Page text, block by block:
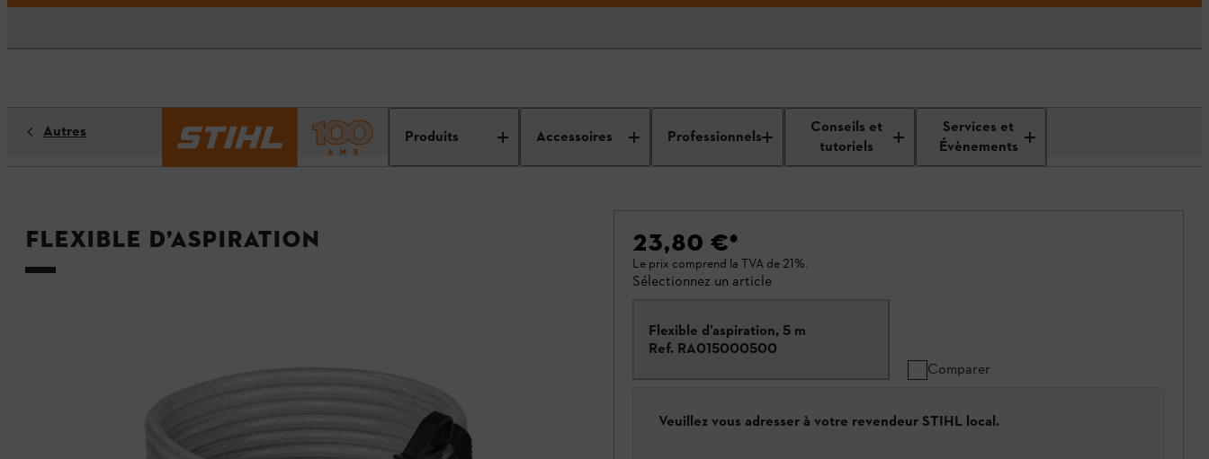
Produits Accessoires Professionnels
Conseils et
tutoriels
Services et
Évènements
Autres
Flexible d’aspiration 23,80 €*
Le prix comprend la TVA de 21%.
Sélectionnez un article
Flexible d’aspiration, 5 m
Ref. RA015000500
Comparer
Veuillez vous adresser à votre revendeur STIHL local.